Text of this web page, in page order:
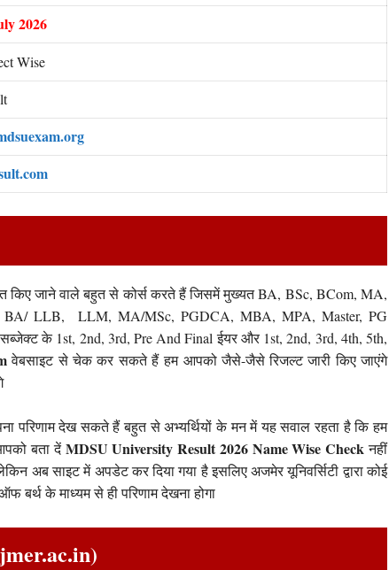
2026
Wise
किए जाने वाले बहुत से कोर्स करते हैं जिसमें मुख्यत BA, BSc, BCom, MA,
LLB, LLM, MA/MSc, PGDCA, MBA, MPA, Master, PG
के 1st, 2nd, 3rd, Pre And Final ईयर और 1st, 2nd, 3rd, 4th, 5th,
वेबसाइट से चेक कर सकते हैं हम आपको जैसे-जैसे रिजल्ट जारी किए जाएंगे
परिणाम देख सकते हैं बहुत से अभ्यर्थियों के मन में यह सवाल रहता है कि हम
बता देंMDSU University Result 2026 Name Wise Checkनहीं
साइट में अपडेट कर दिया गया है इसलिए अजमेर यूनिवर्सिटी द्वारा कोई
के माध्यम से ही परिणाम देखना होगा